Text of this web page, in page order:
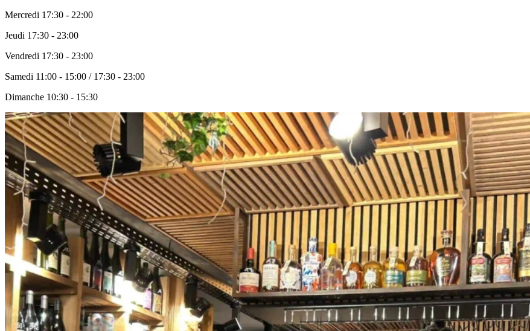
Mercredi 17:30 - 22:00
Jeudi 17:30 - 23:00
Vendredi 17:30 - 23:00
Samedi 11:00 - 15:00 / 17:30 - 23:00
Dimanche 10:30 - 15:30